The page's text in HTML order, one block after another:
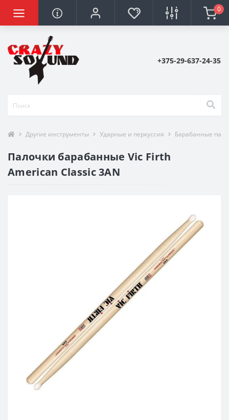
0
+375-29-637-24-35
Другие инструменты Ударные и перкуссия Барабанные
Палочки барабанные Vic Firth
American Classic 3AN